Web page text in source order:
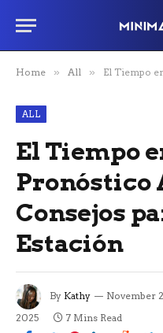
Home » All » El Tiempo en
ALL
El Tiempo
Pronóstico
Consejos
Estación
By Kathy November
2025
7 Mins Read